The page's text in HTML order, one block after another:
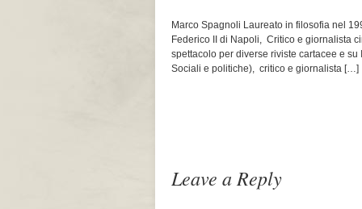
Marco Spagnoli Laureato in filosofia nel
Federico II di Napoli, Critico e giornalista
spettacolo per diverse riviste cartacee e
Sociali e politiche), critico e giornalista […]
Leave a Reply